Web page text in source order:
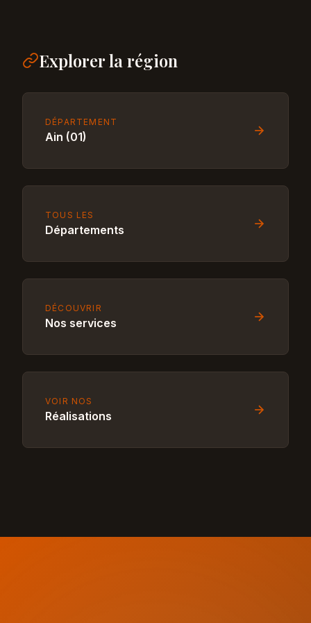
Explorer la région
DÉPARTEMENT
Ain (01)
TOUS LES
Départements
DÉCOUVRIR
Nos services
VOIR NOS
Réalisations